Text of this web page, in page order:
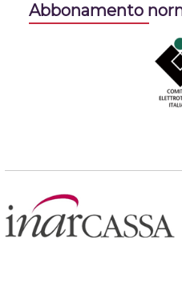
Abbonamento